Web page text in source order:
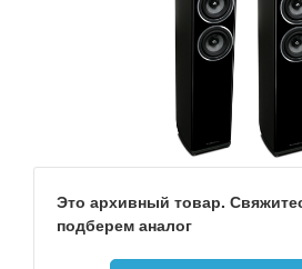
Это архивный товар.
подберем аналог